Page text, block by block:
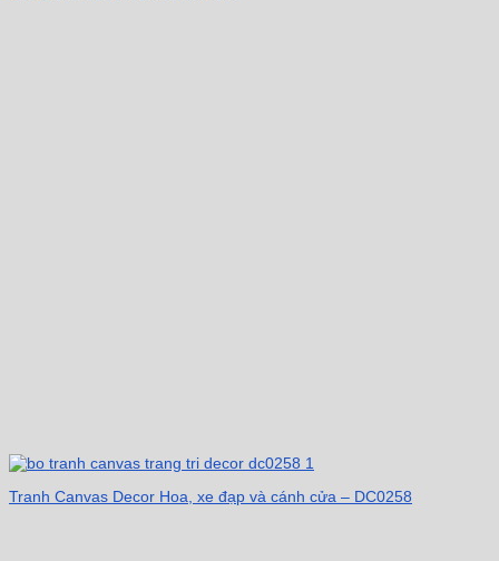
Tranh Canvas Decor Hoa, xe đạp và cánh cửa – DC0258